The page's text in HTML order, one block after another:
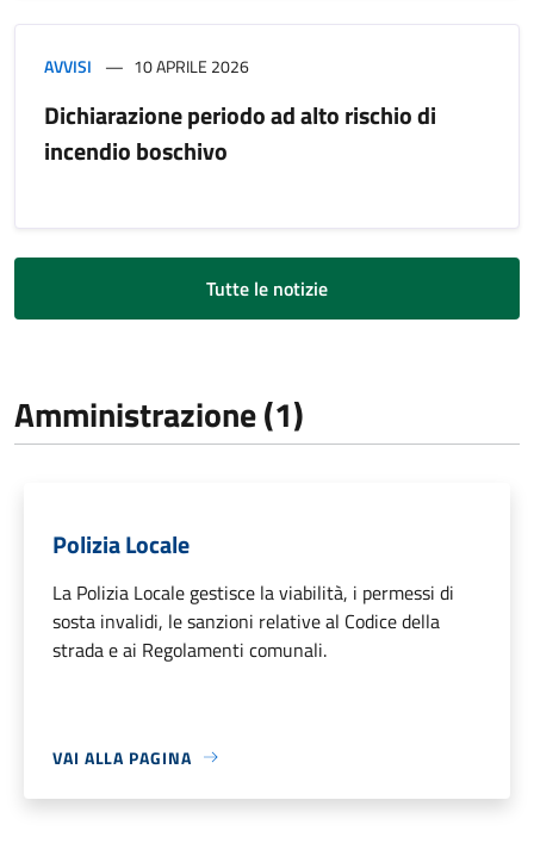
AVVISI 10 APRILE 2026
Dichiarazione periodo ad alto rischio di
incendio boschivo
Tutte le notizie
Amministrazione (1)
Polizia Locale
La Polizia Locale gestisce la viabilità, i permessi di
sosta invalidi, le sanzioni relative al Codice della
strada e ai Regolamenti comunali.
VAI ALLA PAGINA